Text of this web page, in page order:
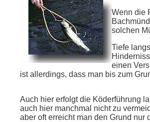
Wenn die
solchen
Tiefe
einen
ist allerdings, dass man bis zum
Auch hier erfolgt die Köderführung
auch hier manchmal nicht zu
aber oft erreicht man den Grund nur